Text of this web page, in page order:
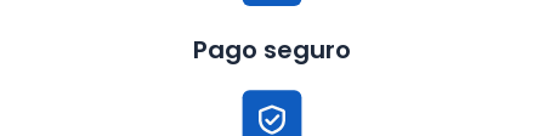
Pago seguro